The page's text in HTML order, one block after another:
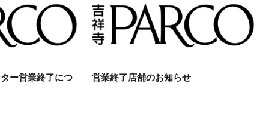
ー営業終了につ 営業終了店舗のお知らせ